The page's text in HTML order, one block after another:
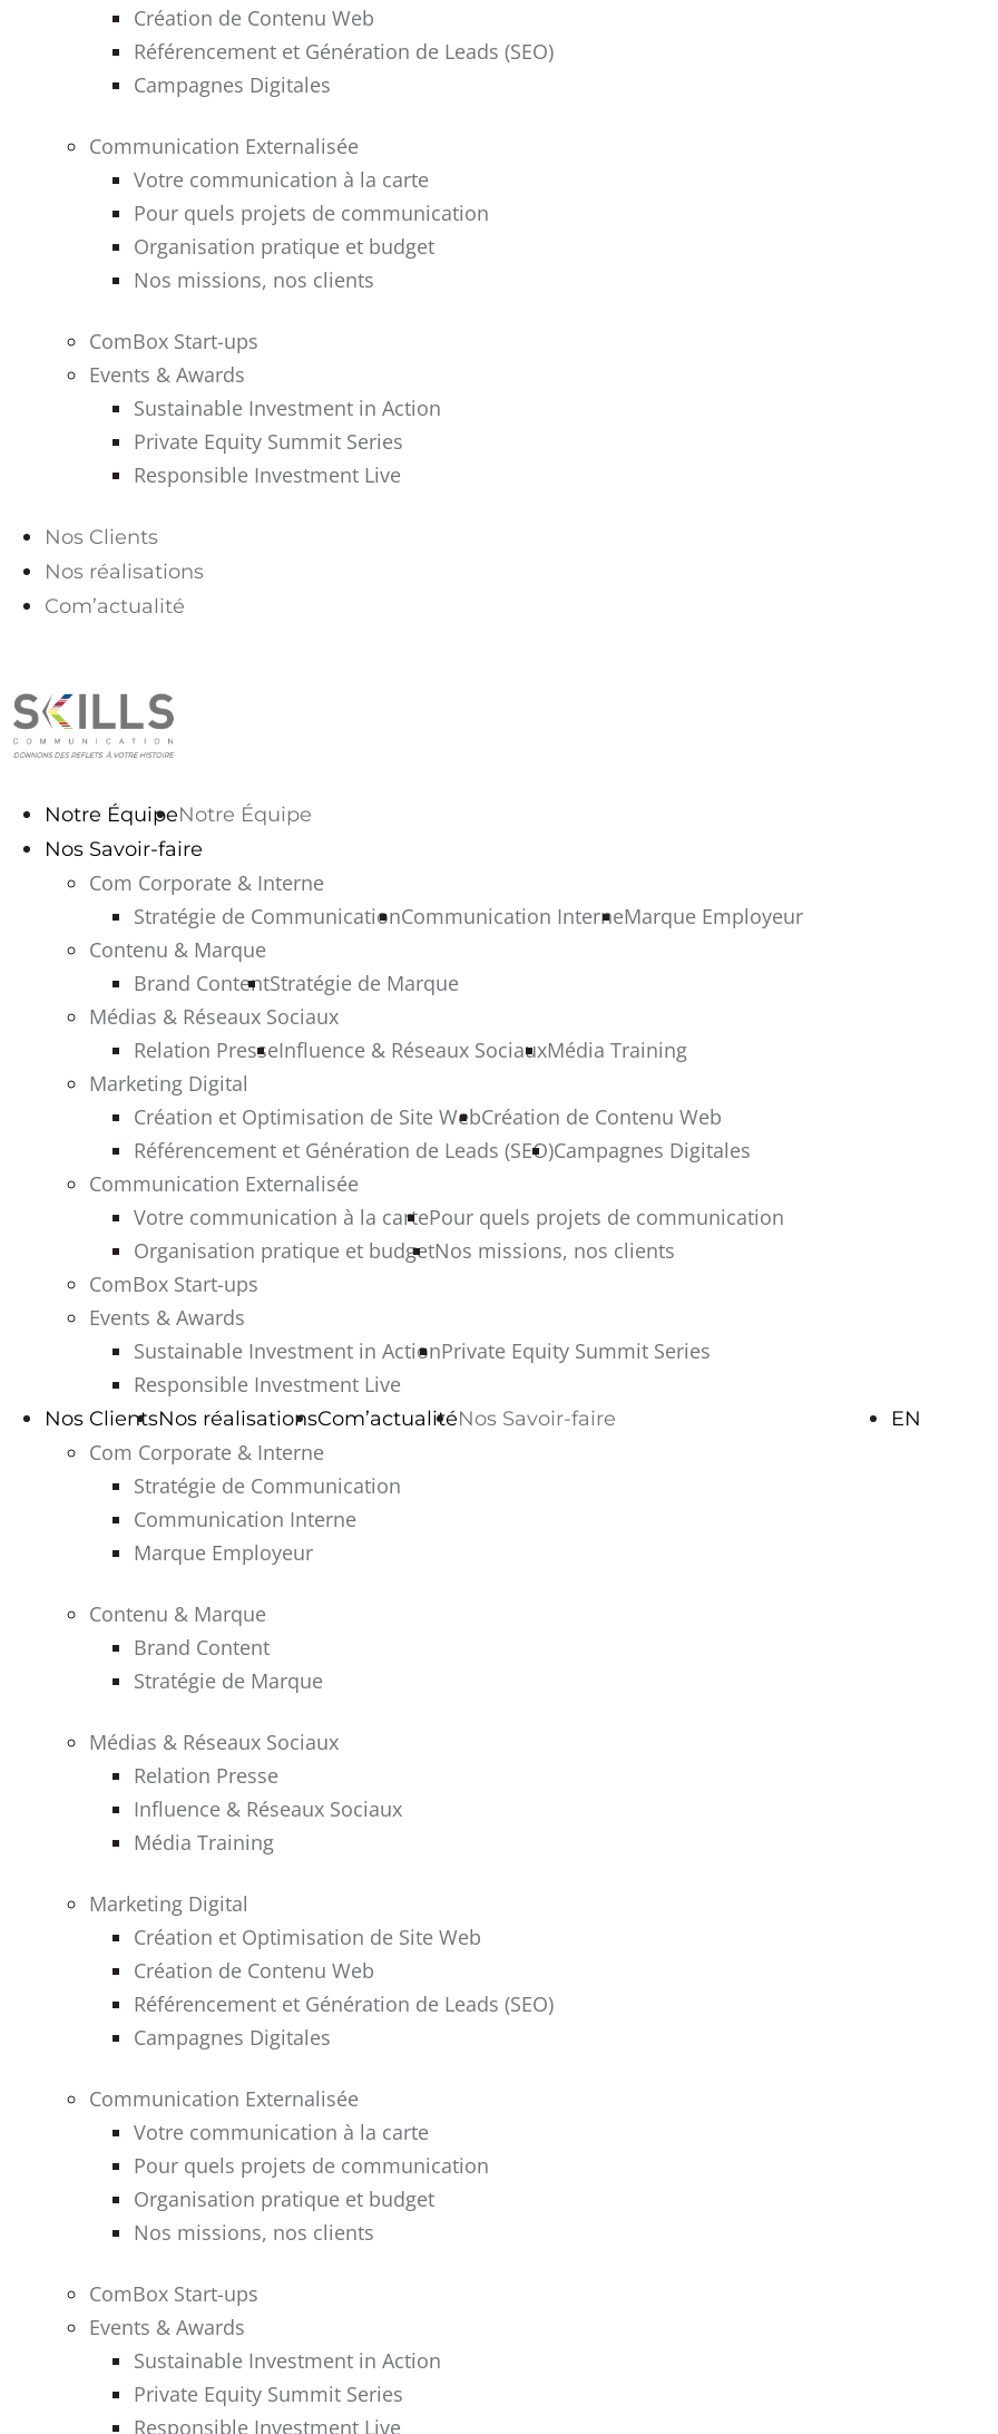
Création de Contenu Web
Référencement et Génération de Leads (SEO)
Campagnes Digitales
Communication Externalisée
Votre communication à la carte
Pour quels projets de communication
Organisation pratique et budget
Nos missions, nos clients
ComBox Start-ups
Events & Awards
Sustainable Investment in Action
Private Equity Summit Series
Responsible Investment Live
Nos Clients
Nos réalisations
Com’actualité
Notre Équipe
Nos Savoir-faire
Com Corporate & Interne
Stratégie de CommunicationCommunication InterneMarque Employeur
Contenu & Marque
Brand ContentStratégie de Marque
Médias & Réseaux Sociaux
Relation PresseInfluence & Réseaux SociauxMédia Training
Marketing Digital
Création et Optimisation de Site WebCréation de Contenu Web
Référencement et Génération de Leads (SEO)Campagnes Digitales
Communication Externalisée
Votre communication à la cartePour quels projets de communication
Organisation pratique et budgetNos missions, nos clients
ComBox Start-ups
Events & Awards
Sustainable Investment in ActionPrivate Equity Summit Series
Responsible Investment Live
Nos ClientsNos réalisationsCom’actualité EN
Notre Équipe
Nos Savoir-faire
Com Corporate & Interne
Stratégie de Communication
Communication Interne
Marque Employeur
Contenu & Marque
Brand Content
Stratégie de Marque
Médias & Réseaux Sociaux
Relation Presse
Influence & Réseaux Sociaux
Média Training
Marketing Digital
Création et Optimisation de Site Web
Création de Contenu Web
Référencement et Génération de Leads (SEO)
Campagnes Digitales
Communication Externalisée
Votre communication à la carte
Pour quels projets de communication
Organisation pratique et budget
Nos missions, nos clients
ComBox Start-ups
Events & Awards
Sustainable Investment in Action
Private Equity Summit Series
Responsible Investment Live